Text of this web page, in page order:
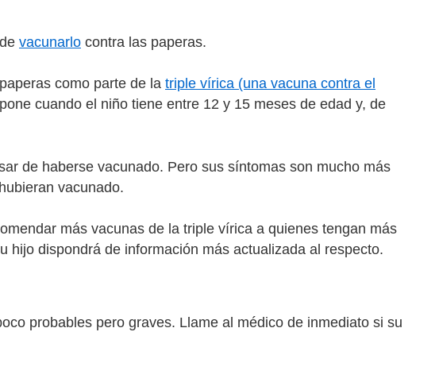
vacunarlo contra las paperas.
como parte de la triple vírica (una vacuna contra el
cuando el niño tiene entre 12 y 15 meses de edad y, de
de haberse vacunado. Pero sus síntomas son mucho más
vacunado.
más vacunas de la triple vírica a quienes tengan más
hijo dispondrá de información más actualizada al respecto.
probables pero graves. Llame al médico de inmediato si su